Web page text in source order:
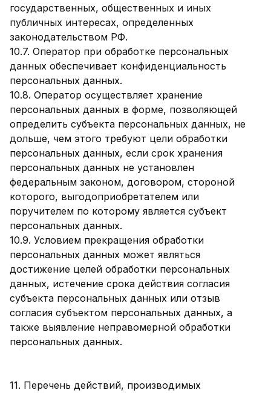
государственных, общественных и иных
публичных интересах, определенных
законодательством РФ.
10.7. Оператор при обработке персональных
данных обеспечивает конфиденциальность
персональных данных.
10.8. Оператор осуществляет хранение
персональных данных в форме, позволяющей
определить субъекта персональных данных, не
дольше, чем этого требуют цели обработки
персональных данных, если срок хранения
персональных данных не установлен
федеральным законом, договором, стороной
которого, выгодоприобретателем или
поручителем по которому является субъект
персональных данных.
10.9. Условием прекращения обработки
персональных данных может являться
достижение целей обработки персональных
данных, истечение срока действия согласия
субъекта персональных данных или отзыв
согласия субъектом персональных данных, а
также выявление неправомерной обработки
персональных данных.
11. Перечень действий, производимых